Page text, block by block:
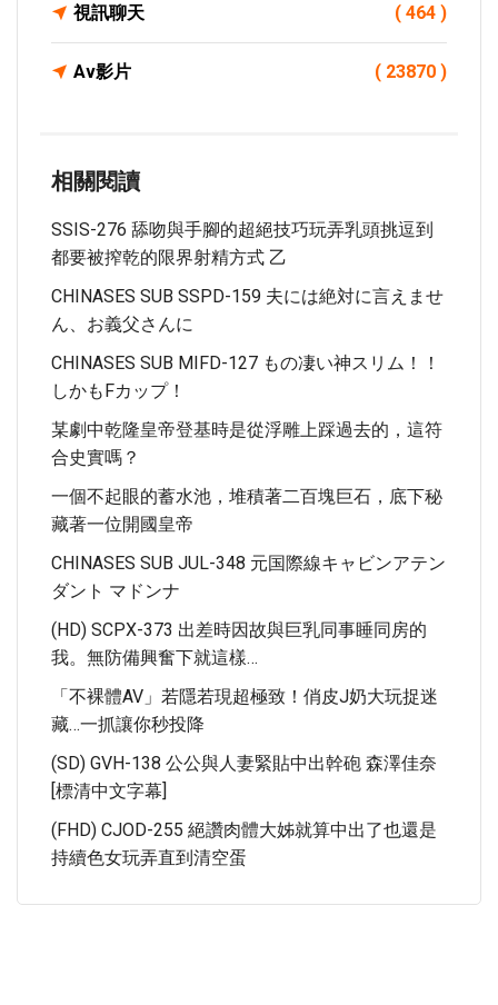
視訊聊天 ( 464 )
Av影片 ( 23870 )
相關閱讀
SSIS-276 舔吻與手腳的超絕技巧玩弄乳頭挑逗到
都要被搾乾的限界射精方式 乙
CHINASES SUB SSPD-159 夫には絶対に言えませ
ん、お義父さんに
CHINASES SUB MIFD-127 もの凄い神スリム！！
しかもFカップ！
某劇中乾隆皇帝登基時是從浮雕上踩過去的，這符
合史實嗎？
一個不起眼的蓄水池，堆積著二百塊巨石，底下秘
藏著一位開國皇帝
CHINASES SUB JUL-348 元国際線キャビンアテン
ダント マドンナ
(HD) SCPX-373 出差時因故與巨乳同事睡同房的
我。無防備興奮下就這樣…
「不裸體AV」若隱若現超極致！俏皮J奶大玩捉迷
藏…一抓讓你秒投降
(SD) GVH-138 公公與人妻緊貼中出幹砲 森澤佳奈
[標清中文字幕]
(FHD) CJOD-255 絕讚肉體大姊就算中出了也還是
持續色女玩弄直到清空蛋